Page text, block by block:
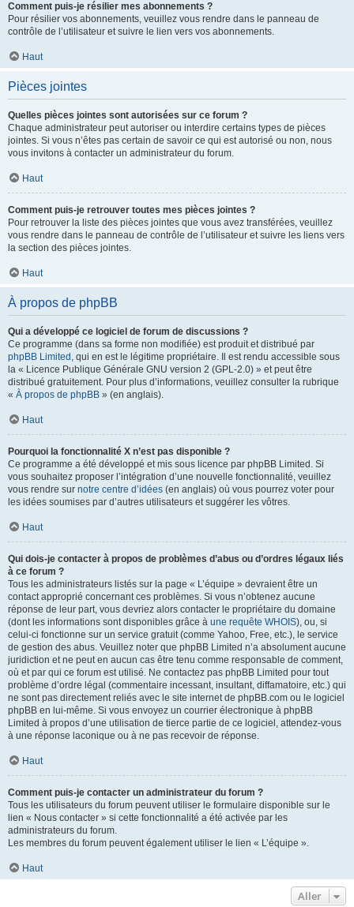
Comment puis-je résilier mes abonnements ?
Pour résilier vos abonnements, veuillez vous rendre dans le panneau de
contrôle de l’utilisateur et suivre le lien vers vos abonnements.
Haut
Pièces jointes
Quelles pièces jointes sont autorisées sur ce forum ?
Chaque administrateur peut autoriser ou interdire certains types de pièces
jointes. Si vous n’êtes pas certain de savoir ce qui est autorisé ou non, nous
vous invitons à contacter un administrateur du forum.
Haut
Comment puis-je retrouver toutes mes pièces jointes ?
Pour retrouver la liste des pièces jointes que vous avez transférées, veuillez
vous rendre dans le panneau de contrôle de l’utilisateur et suivre les liens vers
la section des pièces jointes.
Haut
À propos de phpBB
Qui a développé ce logiciel de forum de discussions ?
Ce programme (dans sa forme non modifiée) est produit et distribué par
phpBB Limited , qui en est le légitime propriétaire. Il est rendu accessible sous
la « Licence Publique Générale GNU version 2 (GPL-2.0) » et peut être
distribué gratuitement. Pour plus d’informations, veuillez consulter la rubrique
« À propos de phpBB » (en anglais).
Haut
Pourquoi la fonctionnalité X n’est pas disponible ?
Ce programme a été développé et mis sous licence par phpBB Limited. Si
vous souhaitez proposer l’intégration d’une nouvelle fonctionnalité, veuillez
vous rendre sur notre centre d’idées (en anglais) où vous pourrez voter pour
les idées soumises par d’autres utilisateurs et suggérer les vôtres.
Haut
Qui dois-je contacter à propos de problèmes d’abus ou d’ordres légaux liés
à ce forum ?
Tous les administrateurs listés sur la page « L’équipe » devraient être un
contact approprié concernant ces problèmes. Si vous n’obtenez aucune
réponse de leur part, vous devriez alors contacter le propriétaire du domaine
(dont les informations sont disponibles grâce à une requête WHOIS), ou, si
celui-ci fonctionne sur un service gratuit (comme Yahoo, Free, etc.), le service
de gestion des abus. Veuillez noter que phpBB Limited n’a absolument aucune
juridiction et ne peut en aucun cas être tenu comme responsable de comment,
où et par qui ce forum est utilisé. Ne contactez pas phpBB Limited pour tout
problème d’ordre légal (commentaire incessant, insultant, diffamatoire, etc.) qui
ne sont pas directement reliés avec le site internet de phpBB.com ou le logiciel
phpBB en lui-même. Si vous envoyez un courrier électronique à phpBB
Limited à propos d’une utilisation de tierce partie de ce logiciel, attendez-vous
à une réponse laconique ou à ne pas recevoir de réponse.
Haut
Comment puis-je contacter un administrateur du forum ?
Tous les utilisateurs du forum peuvent utiliser le formulaire disponible sur le
lien « Nous contacter » si cette fonctionnalité a été activée par les
administrateurs du forum.
Les membres du forum peuvent également utiliser le lien « L’équipe ».
Haut
Aller